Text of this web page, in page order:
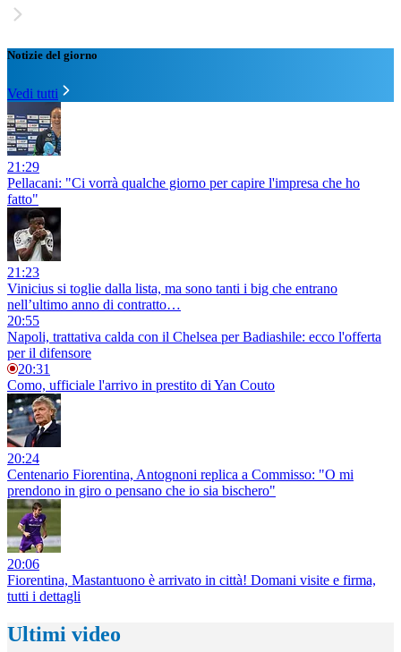
Notizie del giorno
Vedi tutti
21:29
Pellacani: "Ci vorrà qualche giorno per capire l'impresa che ho
fatto"
21:23
Vinicius si toglie dalla lista, ma sono tanti i big che entrano
nell’ultimo anno di contratto…
20:55
Napoli, trattativa calda con il Chelsea per Badiashile: ecco l'offerta
per il difensore
20:31
Como, ufficiale l'arrivo in prestito di Yan Couto
20:24
Centenario Fiorentina, Antognoni replica a Commisso: "O mi
prendono in giro o pensano che io sia bischero"
20:06
Fiorentina, Mastantuono è arrivato in città! Domani visite e firma,
tutti i dettagli
Ultimi video